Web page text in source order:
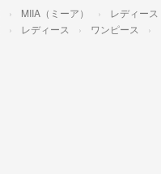
MIIA（ミーア） レディース
レディース ワンピース